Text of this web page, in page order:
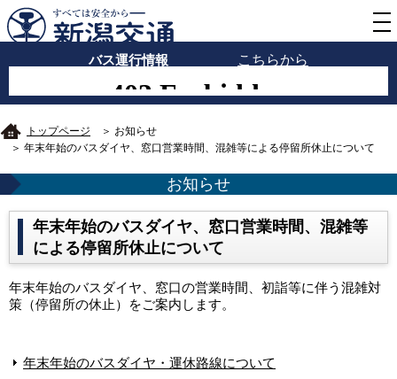
バス運行情報 こちらから
トップページ ＞ お知らせ
＞ 年末年始のバスダイヤ、窓口営業時間、混雑等による停留所休止について
お知らせ
年末年始のバスダイヤ、窓口営業時間、混雑等
による停留所休止について
年末年始のバスダイヤ、窓口の営業時間、初詣等に伴う混雑対
策（停留所の休止）をご案内します。
年末年始のバスダイヤ・運休路線について